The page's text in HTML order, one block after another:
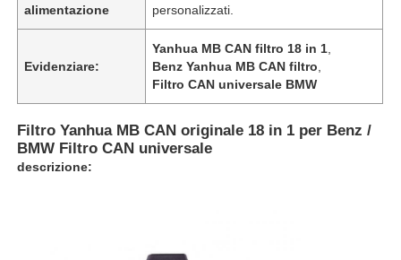
alimentazione
personalizzati.
Evidenziare:
Yanhua MB CAN filtro 18 in 1
Benz Yanhua MB CAN filtro
Filtro CAN universale BMW
Filtro Yanhua MB CAN originale 18 in 1 per Benz /
BMW Filtro CAN universale
descrizione: